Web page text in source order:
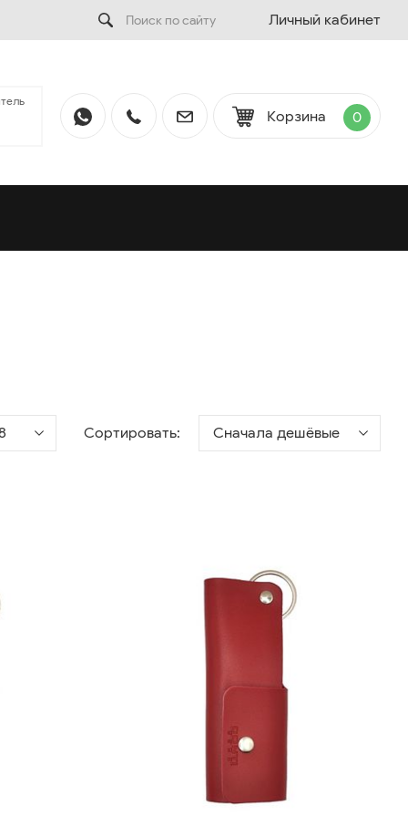
Личный кабинет
Корзина 0
Сортировать: Сначала дешёвые